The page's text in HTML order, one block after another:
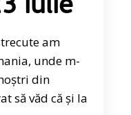
iulie
am
unde m-
din
să văd că și la